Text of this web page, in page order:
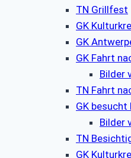
TN Grillfest
GK
GK
GK Fahrt
Bilder
TN Fahrt
GK besucht
Bilder
TN
GK